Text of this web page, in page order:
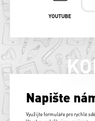
YOUTUBE
Napište
Využijte formuláře pro rychlé